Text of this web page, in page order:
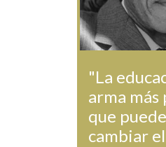
"La
arma más
que
cambiar